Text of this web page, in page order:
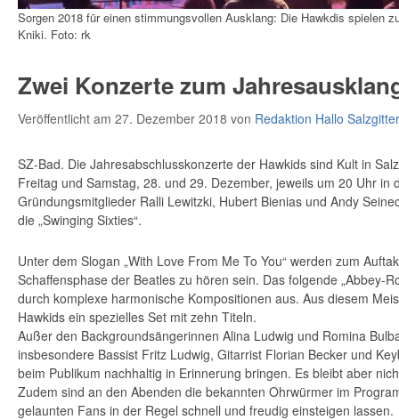
Sorgen 2018 für einen stimmungsvollen Ausklang: Die Hawkdis spielen
Kniki. Foto: rk
Zwei Konzerte zum
Veröffentlicht am 27. Dezember 2018 von Redaktion Hallo Salzgitter
SZ-Bad. Die Jahresabschlusskonzerte der Hawkids sind Kult in
Freitag und Samstag, 28. und 29. Dezember, jeweils um 20 Uhr in
Gründungsmitglieder Ralli Lewitzki, Hubert Bienias und Andy
die „Swinging Sixties“.
Unter dem Slogan „With Love From Me To You“ werden zum
Schaffensphase der Beatles zu hören sein. Das folgende „Abbey-
durch komplexe harmonische Kompositionen aus. Aus diesem
Hawkids ein spezielles Set mit zehn Titeln.
Außer den Backgroundsängerinnen Alina Ludwig und Romina
insbesondere Bassist Fritz Ludwig, Gitarrist Florian Becker und
beim Publikum nachhaltig in Erinnerung bringen. Es bleibt aber
Zudem sind an den Abenden die bekannten Ohrwürmer im
gelaunten Fans in der Regel schnell und freudig einsteigen lassen.